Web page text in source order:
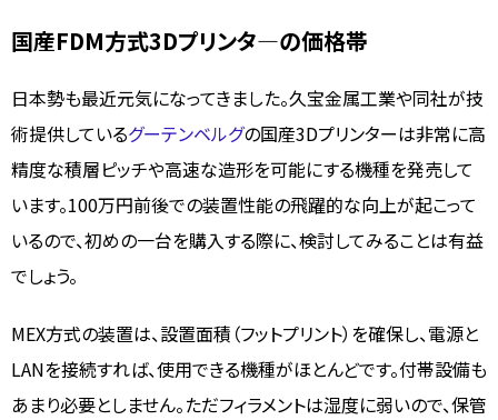
国産FDM方式3Dプリンタ―の価格帯
日本勢も最近元気になってきました。久宝金属工業や同社が技
術提供しているグーテンベルグの国産3Dプリンターは非常に高
精度な積層ピッチや高速な造形を可能にする機種を発売して
います。100万円前後での装置性能の飛躍的な向上が起こって
いるので、初めの一台を購入する際に、検討してみることは有益
でしょう。
MEX方式の装置は、設置面積（フットプリント）を確保し、電源と
LANを接続すれば、使用できる機種がほとんどです。付帯設備も
あまり必要としません。ただフィラメントは湿度に弱いので、保管